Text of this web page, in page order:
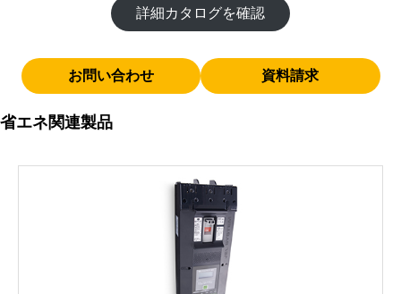
詳細カタログを確認
お問い合わせ 資料請求
省エネ関連製品